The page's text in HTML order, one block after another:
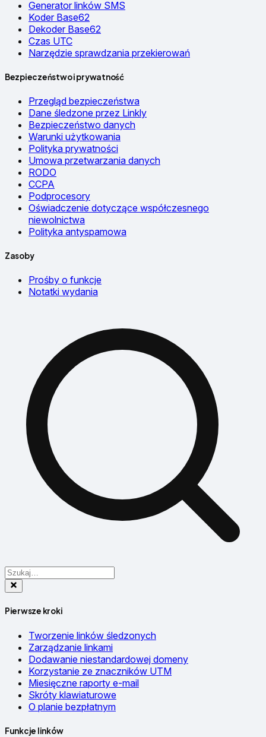
Generator linków SMS
Koder Base62
Dekoder Base62
Czas UTC
Narzędzie sprawdzania przekierowań
Bezpieczeństwo i prywatność
Przegląd bezpieczeństwa
Dane śledzone przez Linkly
Bezpieczeństwo danych
Warunki użytkowania
Polityka prywatności
Umowa przetwarzania danych
RODO
CCPA
Podprocesory
Oświadczenie dotyczące współczesnego
niewolnictwa
Polityka antyspamowa
Zasoby
Prośby o funkcje
Notatki wydania
Pierwsze kroki
Tworzenie linków śledzonych
Zarządzanie linkami
Dodawanie niestandardowej domeny
Korzystanie ze znaczników UTM
Miesięczne raporty e-mail
Skróty klawiaturowe
O planie bezpłatnym
Funkcje linków